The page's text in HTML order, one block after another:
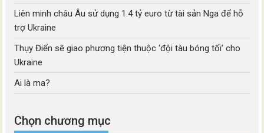
Liên minh châu Âu sử dụng 1.4 tỷ euro từ tài sản Nga để hỗ
trợ Ukraine
Thụy Điển sẽ giao phương tiện thuộc ‘đội tàu bóng tối’ cho
Ukraine
Ai là ma?
Chọn chương mục